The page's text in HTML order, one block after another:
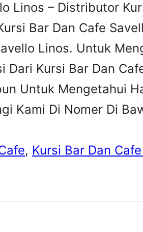
Linos – Distributor
Bar Dan Cafe
Linos. Untuk
Dari Kursi Bar Dan
Untuk Mengetahui
Kami Di Nomer Di
, Kursi Bar Dan